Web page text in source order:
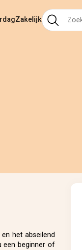
Zakelijk
het abseilend
een beginner of